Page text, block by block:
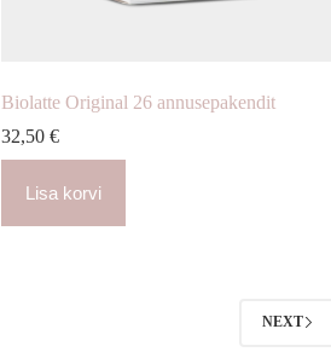
Biolatte Original 26 annusepakendit
32,50€
Lisa korvi
NEXT